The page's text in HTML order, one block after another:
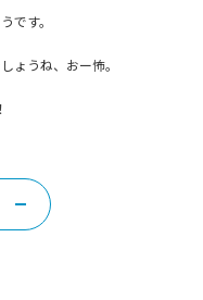
です。
ょうね、おー怖。